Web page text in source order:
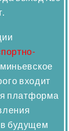
входит
платформа
в будущем